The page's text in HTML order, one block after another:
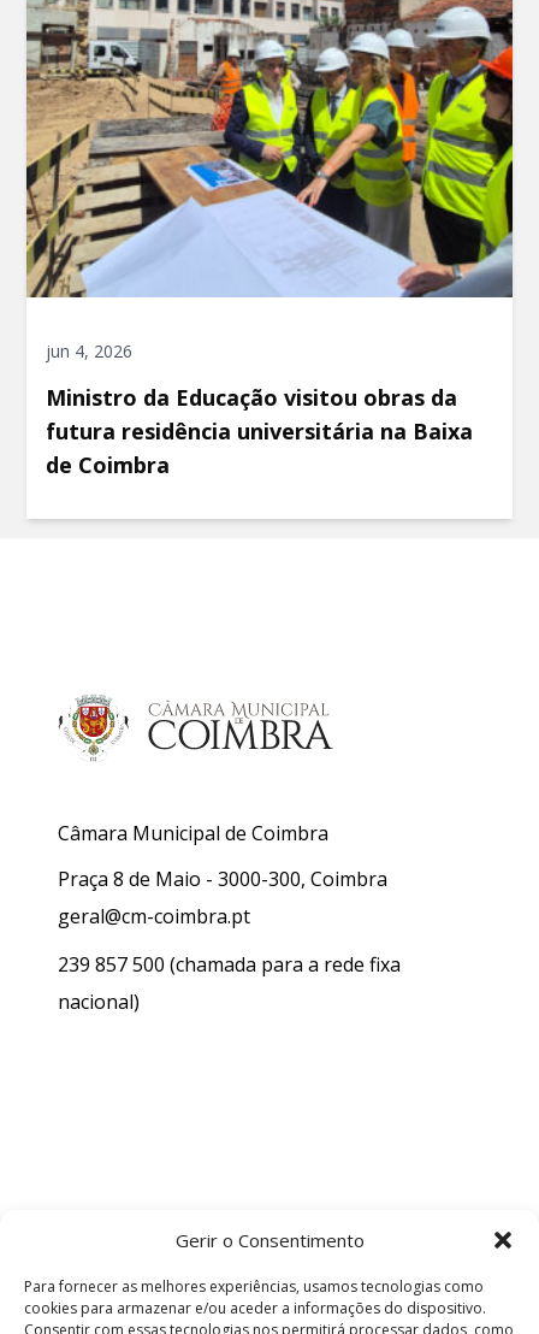
Gerir o Consentimento
Para fornecer as melhores experiências, usamos tecnologias como
cookies para armazenar e/ou aceder a informações do dispositivo.
Consentir com essas tecnologias nos permitirá processar dados, como
jun 4, 2026
Ministro da Educação visitou obras da
futura residência universitária na Baixa
de Coimbra
Câmara Municipal de Coimbra
Praça 8 de Maio - 3000-300, Coimbra
geral@cm-coimbra.pt
239 857 500 (chamada para a rede fixa
nacional)